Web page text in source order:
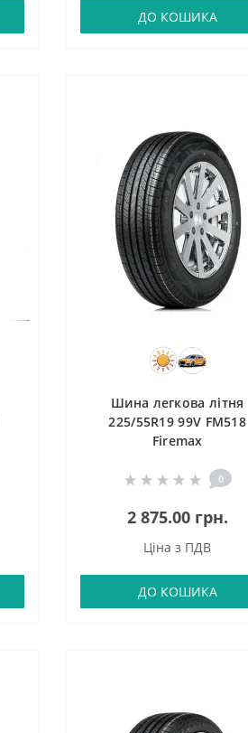
ДО КОШИКА
Шина легкова літня
225/55R19 99V FM518
Firemax
0
2 875.00 грн.
Ціна з ПДВ
ДО КОШИКА